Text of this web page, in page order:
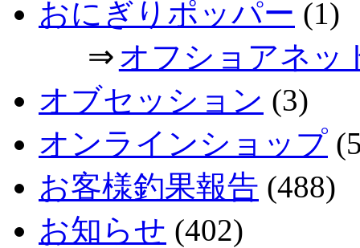
おにぎりポッパー (1)
⇒ オフショアネッ
オブセッション (3)
オンラインショップ
お客様釣果報告 (488)
お知らせ (402)